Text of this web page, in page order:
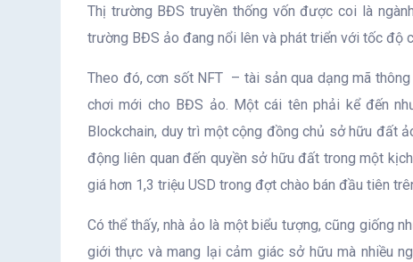
Thị trường BĐS truyền thống vốn được coi là
trường BĐS ảo đang nổi lên và phát triển với tốc độ
Theo đó, cơn sốt NFT – tài sản qua dạng mã
chơi mới cho BĐS ảo. Một cái tên phải kể đến
Blockchain, duy trì một cộng đồng chủ sở hữu đất
động liên quan đến quyền sở hữu đất trong một
giá hơn 1,3 triệu USD trong đợt chào bán đầu tiên
Có thể thấy, nhà ảo là một biểu tượng, cũng giống
giới thực và mang lại cảm giác sở hữu mà nhiều